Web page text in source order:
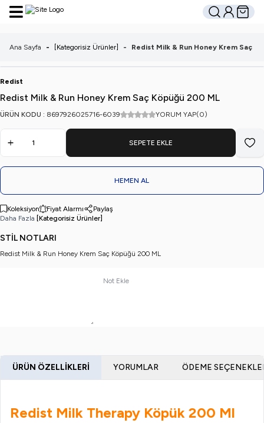
Hesabım
Sepetim
Ana Sayfa - [Kategorisiz Ürünler] - Redist Milk & Run Honey Krem Saç
Redist
Redist Milk & Run Honey Krem Saç Köpüğü 200 ML
ÜRÜN KODU : 8697926025716-6039 YORUM YAP(0)
SEPETE EKLE
HEMEN AL
Koleksiyon Fiyat Alarmı
Paylaş
Daha Fazla [Kategorisiz Ürünler]
STİL NOTLARI
Redist Milk & Run Honey Krem Saç Köpüğü 200 ML
Not Ekle
ÜRÜN ÖZELLIKLERI YORUMLAR ÖDEME
Redist Milk Therapy Köpük 200 Ml